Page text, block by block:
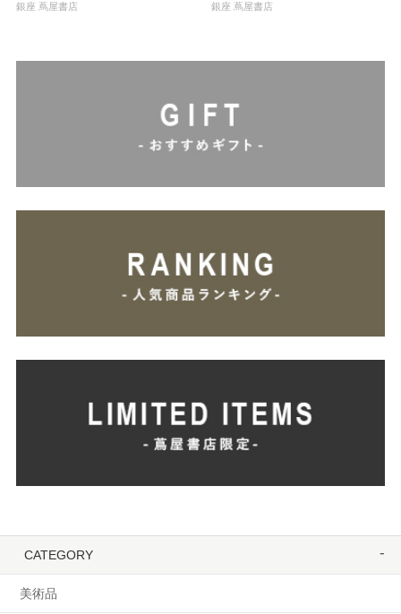
銀座 蔦屋書店 銀座 蔦屋書店
CATEGORY
美術品